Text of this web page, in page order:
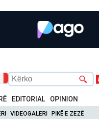
EDITORIAL OPINION
VIDEOGALERI PIKË E ZEZË